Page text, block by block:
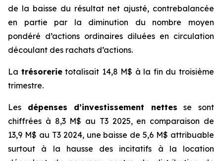
de la baisse du résultat net ajusté, contrebalancée
en partie par la diminution du nombre moyen
pondéré d’actions ordinaires diluées en circulation
découlant des rachats d’actions.
La trésorerietotalisait 14,8 M$ à la fin du troisième
trimestre.
Les dépenses d’investissement nettes se sont
chiffrées à 8,3 M$ au T3 2025, en comparaison de
13,9 M$ au T3 2024, une baisse de 5,6 M$ attribuable
surtout à la hausse des incitatifs à la location